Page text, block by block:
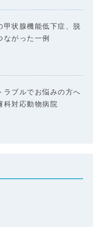
甲状腺機能低下症、脱
ながった一例
ラブルでお悩みの方へ
科対応動物病院